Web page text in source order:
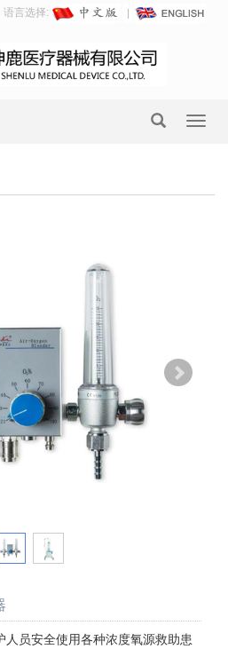
语言选择:
人员安全使用各种浓度氧源救助患